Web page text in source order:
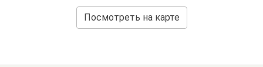
Посмотреть на карте